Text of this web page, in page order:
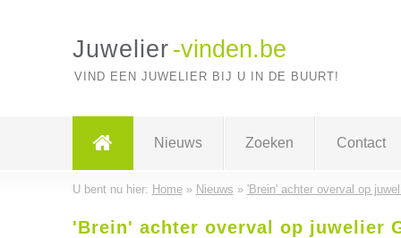
Juwelier -vinden.be
VIND EEN JUWELIER BIJ U IN DE BUURT!
Nieuws Zoeken Contact
U bent nu hier: Home» Nieuws » 'Brein' achter overval op
'Brein' achter overval op juwelier